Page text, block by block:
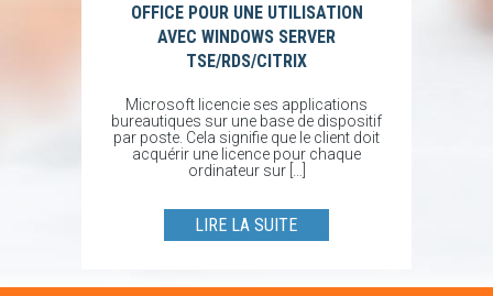
OFFICE POUR UNE UTILISATION
AVEC WINDOWS SERVER
TSE/RDS/CITRIX
Microsoft licencie ses applications
bureautiques sur une base de dispositif
par poste. Cela signifie que le client doit
acquérir une licence pour chaque
ordinateur sur […]
LIRE LA SUITE